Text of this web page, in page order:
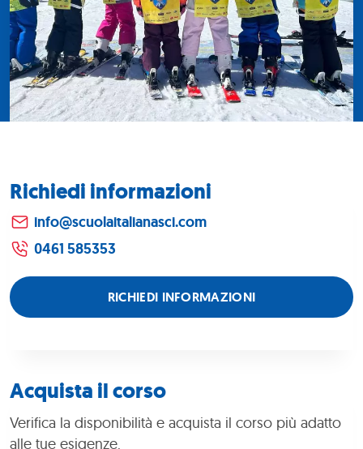
Richiedi informazioni
info@scuolaitalianasci.com
0461 585353
RICHIEDI INFORMAZIONI
Acquista il corso
Verifica la disponibilità e acquista il corso più adatto
alle tue esigenze.